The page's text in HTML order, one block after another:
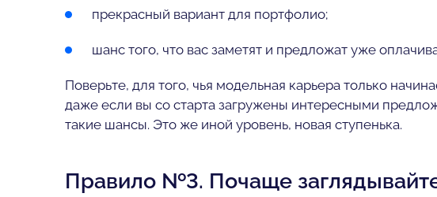
прекрасный вариант для портфолио;
шанс того, что вас заметят и предложат уже
Поверьте, для того, чья модельная карьера только
даже если вы со старта загружены интересными
такие шансы. Это же иной уровень, новая ступенька.
Правило №3. Почаще